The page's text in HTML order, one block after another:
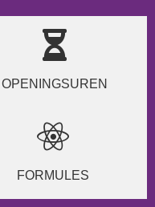
OPENINGSUREN
FORMULES